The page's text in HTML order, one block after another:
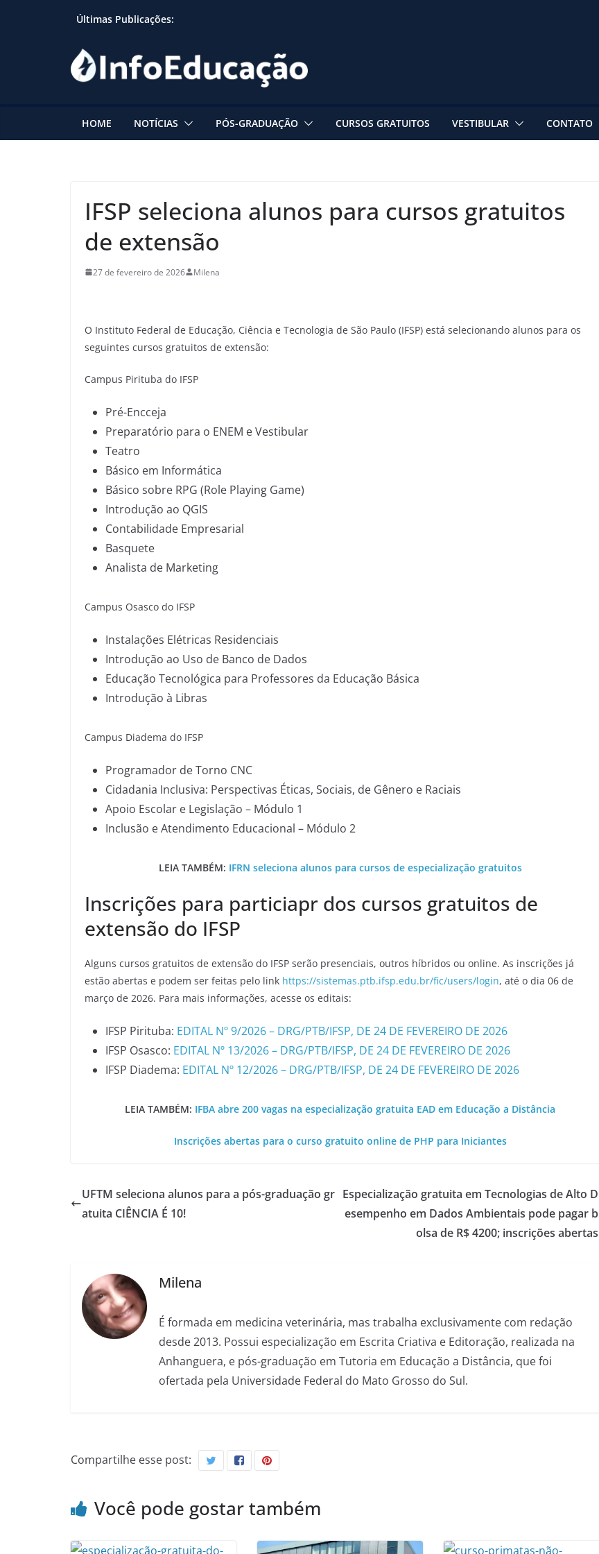
Últimas Publicações:
HOME NOTÍCIAS PÓS-GRADUAÇÃO CURSOS GRATUITOS VESTIBULAR CONTATO
IFSP seleciona alunos para cursos gratuitos
de extensão
27 de fevereiro de 2026 Milena
O Instituto Federal de Educação, Ciência e Tecnologia de São Paulo (IFSP) está selecionando alunos para os
seguintes cursos gratuitos de extensão:
Campus Pirituba do IFSP
Pré-Encceja
Preparatório para o ENEM e Vestibular
Teatro
Básico em Informática
Básico sobre RPG (Role Playing Game)
Introdução ao QGIS
Contabilidade Empresarial
Basquete
Analista de Marketing
Campus Osasco do IFSP
Instalações Elétricas Residenciais
Introdução ao Uso de Banco de Dados
Educação Tecnológica para Professores da Educação Básica
Introdução à Libras
Campus Diadema do IFSP
Programador de Torno CNC
Cidadania Inclusiva: Perspectivas Éticas, Sociais, de Gênero e Raciais
Apoio Escolar e Legislação – Módulo 1
Inclusão e Atendimento Educacional – Módulo 2
LEIA TAMBÉM: IFRN seleciona alunos para cursos de especialização gratuitos
Inscrições para particiapr dos cursos gratuitos de
extensão do IFSP
Alguns cursos gratuitos de extensão do IFSP serão presenciais, outros híbridos ou online. As inscrições já
estão abertas e podem ser feitas pelo link https://sistemas.ptb.ifsp.edu.br/fic/users/login, até o dia 06 de
março de 2026. Para mais informações, acesse os editais:
IFSP Pirituba: EDITAL Nº 9/2026 – DRG/PTB/IFSP, DE 24 DE FEVEREIRO DE 2026
IFSP Osasco: EDITAL Nº 13/2026 – DRG/PTB/IFSP, DE 24 DE FEVEREIRO DE 2026
IFSP Diadema: EDITAL Nº 12/2026 – DRG/PTB/IFSP, DE 24 DE FEVEREIRO DE 2026
LEIA TAMBÉM: IFBA abre 200 vagas na especialização gratuita EAD em Educação a Distância
Inscrições abertas para o curso gratuito online de PHP para Iniciantes
UFTM seleciona alunos para a pós-graduação gr
atuita CIÊNCIA É 10!
Especialização gratuita em Tecnologias de Alto D
esempenho em Dados Ambientais pode pagar b
olsa de R$ 4200; inscrições abertas
Milena
É formada em medicina veterinária, mas trabalha exclusivamente com redação
desde 2013. Possui especialização em Escrita Criativa e Editoração, realizada na
Anhanguera, e pós-graduação em Tutoria em Educação a Distância, que foi
ofertada pela Universidade Federal do Mato Grosso do Sul.
Compartilhe esse post:
Você pode gostar também